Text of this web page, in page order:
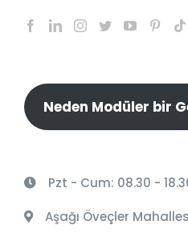
Neden Modüler bir
Pzt - Cum: 08.30 -
Aşağı Öveçler